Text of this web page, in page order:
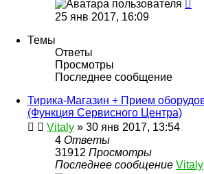
25 янв 2017, 16:09
Темы
Ответы
Просмотры
Последнее сообщение
Тирика-Магазин + Прием
(Функция Сервисного Центра)
Vitaly » 30 янв 2017, 13:54
4 Ответы
31912 Просмотры
Последнее сообщение Vitaly